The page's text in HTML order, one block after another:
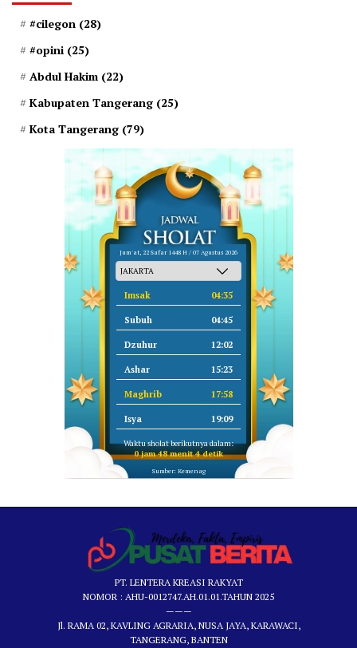
#cilegon (28)
#opini (25)
Abdul Hakim (22)
Kabupaten Tangerang (25)
Kota Tangerang (79)
Jum'at, 22 Safar 1448 H / 07 Agustus 2026
Imsak 04:35
Subuh 04:45
Dzuhur 12:02
Ashar 15:23
Maghrib 17:58
Isya 19:09
Waktu sholat berikutnya dalam:
0 jam 48 menit 4 detik
Sumber: Kemenag
PT. LENTERA KREASI RAKYAT
NOMOR : AHU-0012747.AH.01.01.TAHUN 2025
———
Jl. RAMA 02, KAVLING AGRARIA, NUSA JAYA, KARAWACI,
TANGERANG, BANTEN